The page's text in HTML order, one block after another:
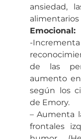
ansiedad,
alimentarios
Emocional:
-
de las
aumento
según los
de Emory.
– Aumenta
frontales